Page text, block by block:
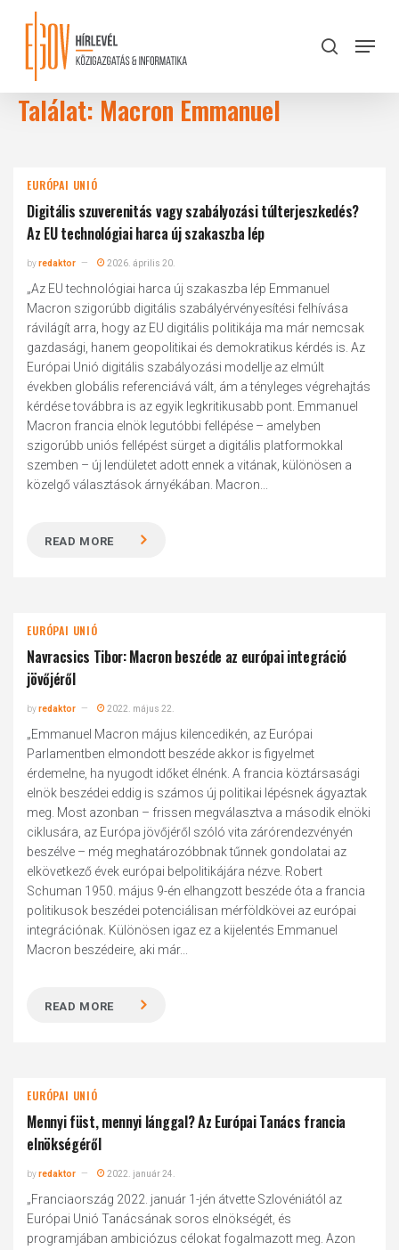
content
search
Menu
Találat: Macron Emmanuel
EURÓPAI UNIÓ
Digitális szuverenitás vagy szabályozási túlterjeszkedés?
Az EU technológiai harca új szakaszba lép
byredaktor 2026. április 20.
„Az EU technológiai harca új szakaszba lép Emmanuel
Macron szigorúbb digitális szabályérvényesítési felhívása
rávilágít arra, hogy az EU digitális politikája ma már nemcsak
gazdasági, hanem geopolitikai és demokratikus kérdés is. Az
Európai Unió digitális szabályozási modellje az elmúlt
években globális referenciává vált, ám a tényleges végrehajtás
kérdése továbbra is az egyik legkritikusabb pont. Emmanuel
Macron francia elnök legutóbbi fellépése – amelyben
szigorúbb uniós fellépést sürget a digitális platformokkal
szemben – új lendületet adott ennek a vitának, különösen a
közelgő választások árnyékában. Macron...
READ MORE
EURÓPAI UNIÓ
Navracsics Tibor: Macron beszéde az európai integráció
jövőjéről
byredaktor 2022. május 22.
„Emmanuel Macron május kilencedikén, az Európai
Parlamentben elmondott beszéde akkor is figyelmet
érdemelne, ha nyugodt időket élnénk. A francia köztársasági
elnök beszédei eddig is számos új politikai lépésnek ágyaztak
meg. Most azonban – frissen megválasztva a második elnöki
ciklusára, az Európa jövőjéről szóló vita zárórendezvényén
beszélve – még meghatározóbbnak tűnnek gondolatai az
elkövetkező évek európai belpolitikájára nézve. Robert
Schuman 1950. május 9-én elhangzott beszéde óta a francia
politikusok beszédei potenciálisan mérföldkövei az európai
integrációnak. Különösen igaz ez a kijelentés Emmanuel
Macron beszédeire, aki már...
READ MORE
EURÓPAI UNIÓ
Mennyi füst, mennyi lánggal? Az Európai Tanács francia
elnökségéről
byredaktor 2022. január 24.
„Franciaország 2022. január 1-jén átvette Szlovéniától az
Európai Unió Tanácsának soros elnökségét, és
programjában ambiciózus célokat fogalmazott meg. Azon
Close